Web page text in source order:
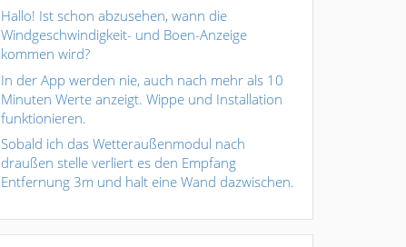
Hallo! Ist schon abzusehen, wann die
Windgeschwindigkeit- und Boen-Anzeige
kommen wird?
In der App werden nie, auch nach mehr als 10
Minuten Werte anzeigt. Wippe und Installation
funktionieren.
Sobald ich das Wetteraußenmodul nach
draußen stelle verliert es den Empfang
Entfernung 3m und halt eine Wand dazwischen.